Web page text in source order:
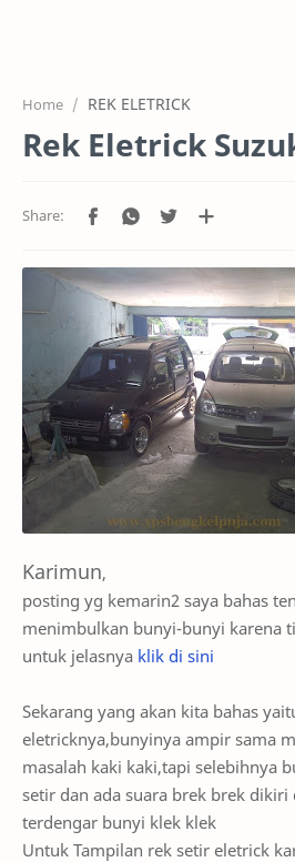
PROJEK
SERVICE
RTL
Home REK ELETRICK
Rek Eletrick
Karimun,
posting yg kemarin2 saya bahas
menimbulkan bunyi-bunyi karena
untuk jelasnya klik di sini
Sekarang yang akan kita bahas
eletricknya,bunyinya ampir sama
masalah kaki kaki,tapi selebihnya
setir dan ada suara brek brek
terdengar bunyi klek klek
Untuk Tampilan rek setir eletrick